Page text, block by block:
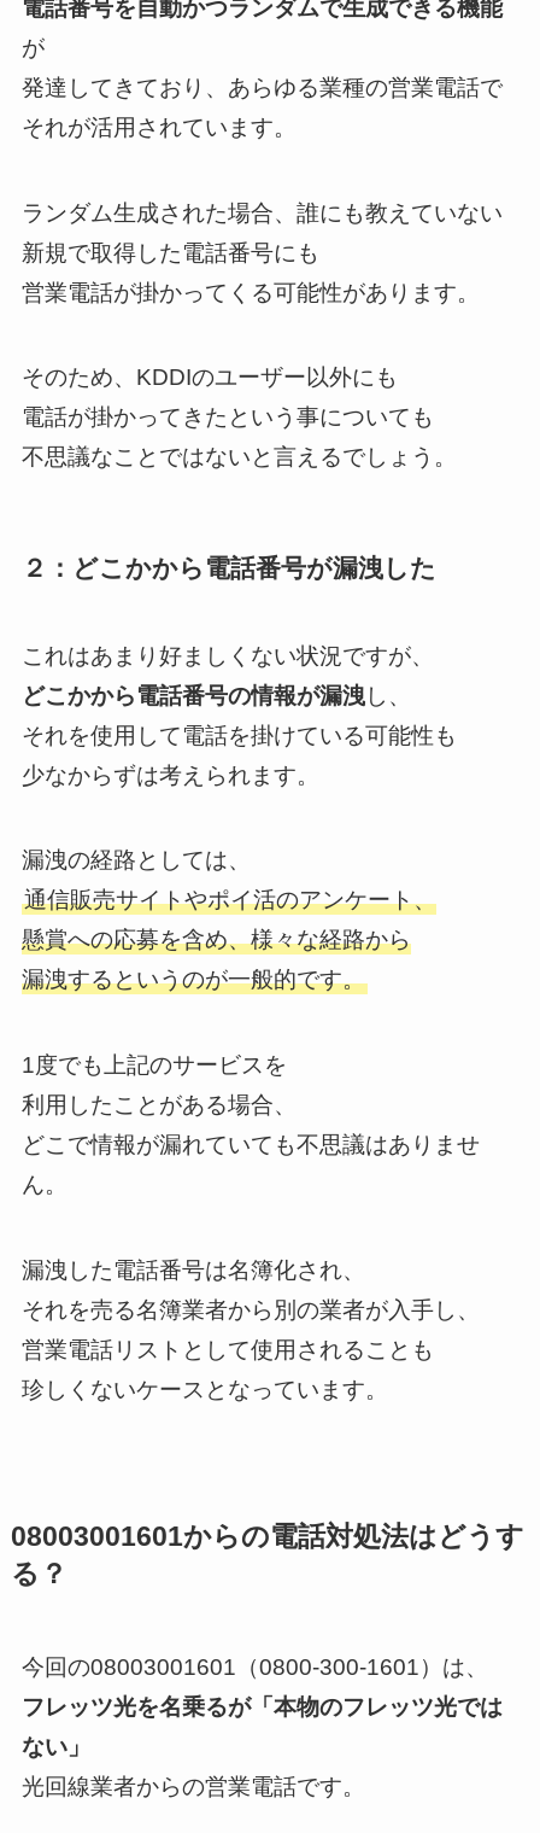
電話番号を自動かつランダムで生成できる機能
が
発達してきており、あらゆる業種の営業電話で
それが活用されています。
ランダム生成された場合、誰にも教えていない
新規で取得した電話番号にも
営業電話が掛かってくる可能性があります。
そのため、KDDIのユーザー以外にも
電話が掛かってきたという事についても
不思議なことではないと言えるでしょう。
２：どこかから電話番号が漏洩した
これはあまり好ましくない状況ですが、
どこかから電話番号の情報が漏洩し、
それを使用して電話を掛けている可能性も
少なからずは考えられます。
漏洩の経路としては、
通信販売サイトやポイ活のアンケート、
懸賞への応募を含め、様々な経路から
漏洩するというのが一般的です。
1度でも上記のサービスを
利用したことがある場合、
どこで情報が漏れていても不思議はありませ
ん。
漏洩した電話番号は名簿化され、
それを売る名簿業者から別の業者が入手し、
営業電話リストとして使用されることも
珍しくないケースとなっています。
08003001601からの電話対処法はどうす
る？
今回の08003001601（0800-300-1601）は、
フレッツ光を名乗るが「本物のフレッツ光では
ない」
光回線業者からの営業電話です。